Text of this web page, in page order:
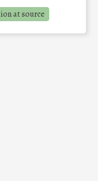
at source